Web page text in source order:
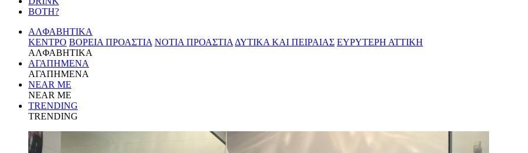
BOTH?
ΑΛΦΑΒΗΤΙΚΑ
ΚΕΝΤΡΟ ΒΟΡΕΙΑ ΠΡΟΑΣΤΙΑ ΝΟΤΙΑ ΠΡΟΑΣΤΙΑ ΔΥΤΙΚΑ ΚΑΙ ΠΕΙΡΑΙΑΣ ΕΥΡΥΤΕΡΗ ΑΤΤΙΚΗ
ΑΛΦΑΒΗΤΙΚΑ
ΑΓΑΠΗΜΕΝΑ
ΑΓΑΠΗΜΕΝΑ
NEAR ME
NEAR ME
TRENDING
TRENDING